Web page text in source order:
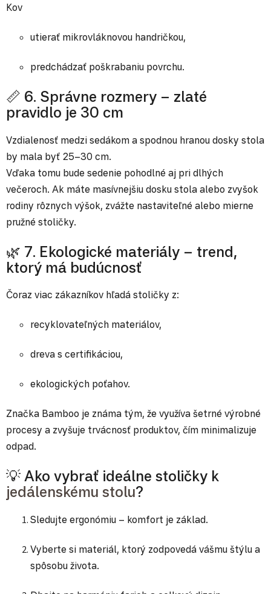
Kov
utierať mikrovláknovou handričkou,
predchádzať poškrabaniu povrchu.
📏 6. Správne rozmery – zlaté
pravidlo je 30 cm
Vzdialenosť medzi sedákom a spodnou hranou dosky stola
by mala byť 25–30 cm.
Vďaka tomu bude sedenie pohodlné aj pri dlhých
večeroch. Ak máte masívnejšiu dosku stola alebo zvyšok
rodiny rôznych výšok, zvážte nastaviteľné alebo mierne
pružné stoličky.
🌿 7. Ekologické materiály – trend,
ktorý má budúcnosť
Čoraz viac zákazníkov hľadá stoličky z:
recyklovateľných materiálov,
dreva s certifikáciou,
ekologických poťahov.
Značka Bamboo je známa tým, že využíva šetrné výrobné
procesy a zvyšuje trvácnosť produktov, čím minimalizuje
odpad.
💡 Ako vybrať ideálne stoličky k
jedálenskému stolu?
Sledujte ergonómiu – komfort je základ.
Vyberte si materiál, ktorý zodpovedá vášmu štýlu a
spôsobu života.